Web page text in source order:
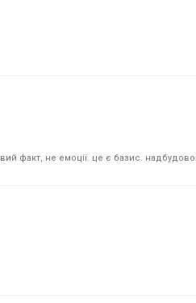
не емоції. це є базис. надбудовою